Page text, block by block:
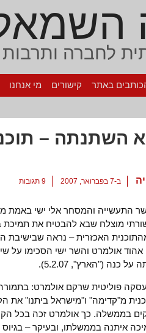
לחברה ותרבות
באתר קישורים מי אנחנו
השתנתה –
ב-7 בפברואר, 2007 9 תגובות
והמסחר אלי ישי באמת
מוצלח שבא להבטיח את
האכזרית – נראה
אולמרט והשר ישי הסכימו על
כנה ("הארץ", 5.2.07).
פוליטית שרקם אולמרט: בתמורה
מ"קדימה" ו"מישראל ביתנו" את
בממשלה. כך אולמרט זכה בכל
איתנה בממשלתו, ובעיקר –